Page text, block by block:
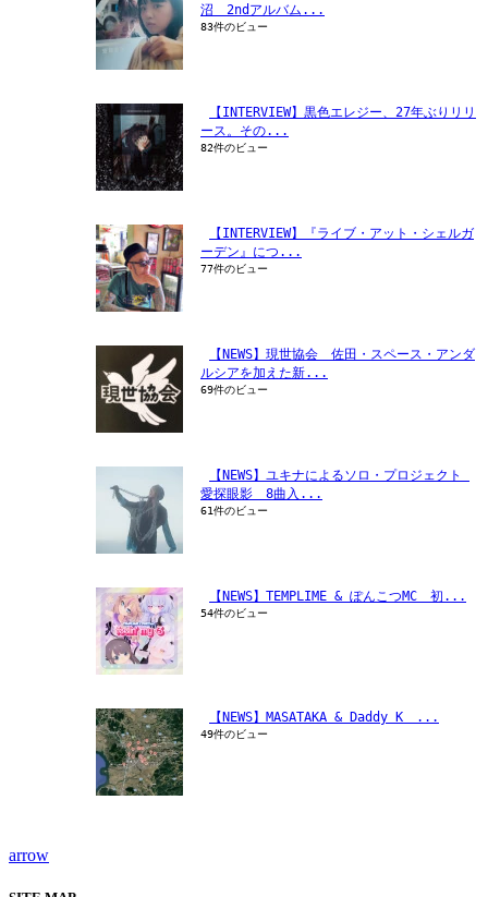
沼　2ndアルバム...
83件のビュー
【INTERVIEW】黒色エレジー、27年ぶりリリ
ース。その...
82件のビュー
【INTERVIEW】『ライブ・アット・シェルガ
ーデン』につ...
77件のビュー
【NEWS】現世協会　佐田・スペース・アンダ
ルシアを加えた新...
69件のビュー
【NEWS】ユキナによるソロ・プロジェクト
愛探眼影　8曲入...
61件のビュー
【NEWS】TEMPLIME & ぽんこつMC　初...
54件のビュー
【NEWS】MASATAKA & Daddy K　...
49件のビュー
arrow